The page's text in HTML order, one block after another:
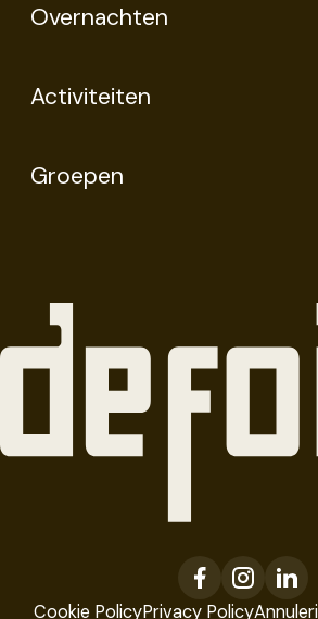
Overnachten
Activiteiten
Groepen
Cookie PolicyPrivacy Policy